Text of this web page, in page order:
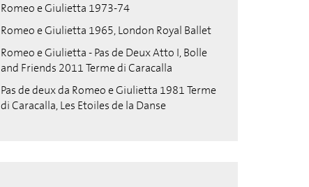
Romeo e Giulietta 1973-74
Romeo e Giulietta 1965, London Royal Ballet
Romeo e Giulietta - Pas de Deux Atto I, Bolle
and Friends 2011 Terme di Caracalla
Pas de deux da Romeo e Giulietta 1981 Terme
di Caracalla, Les Etoiles de la Danse